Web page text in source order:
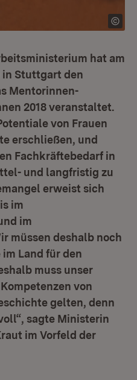
hat am
in Stuttgart den
Mentorinnen-
2018 veranstaltet.
von Frauen
erschließen, und
Fachkräftebedarf in
und langfristig zu
erweist sich
im
im
müssen deshalb noch
Land für den
muss unser
von
gelten, denn
sagte Ministerin
im Vorfeld der